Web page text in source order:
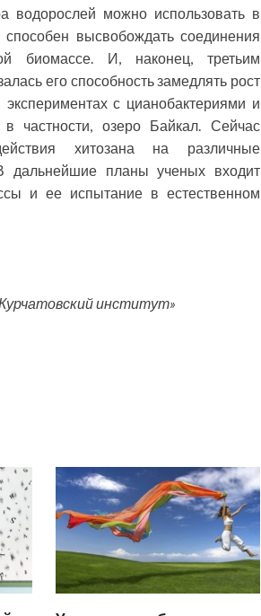
водорослей можно использовать в
высвобождать соединения
биомассе. И, наконец, третьим
его способность замедлять рост
с цианобактериями и
частности, озеро Байкал. Сейчас
хитозана на различные
дальнейшие планы ученых входит
и ее испытание в естественном
институт»